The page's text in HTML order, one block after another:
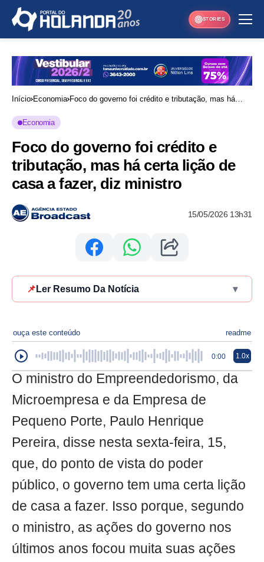
STORIES
Início Economia Foco do governo foi crédito e tributação, mas há
Economia
Foco do governo foi crédito e
tributação, mas há certa lição de
casa a fazer, diz ministro
15/05/2026 13h31
📌 Ler Resumo Da Notícia ▾
ouça este conteúdo readme
0:00 1.0x
O ministro do Empreendedorismo, da
Microempresa e da Empresa de
Pequeno Porte, Paulo Henrique
Pereira, disse nesta sexta-feira, 15,
que, do ponto de vista do poder
público, o governo tem uma certa lição
de casa a fazer. Isso porque, segundo
o ministro, as ações do governo nos
últimos anos focou muita suas ações